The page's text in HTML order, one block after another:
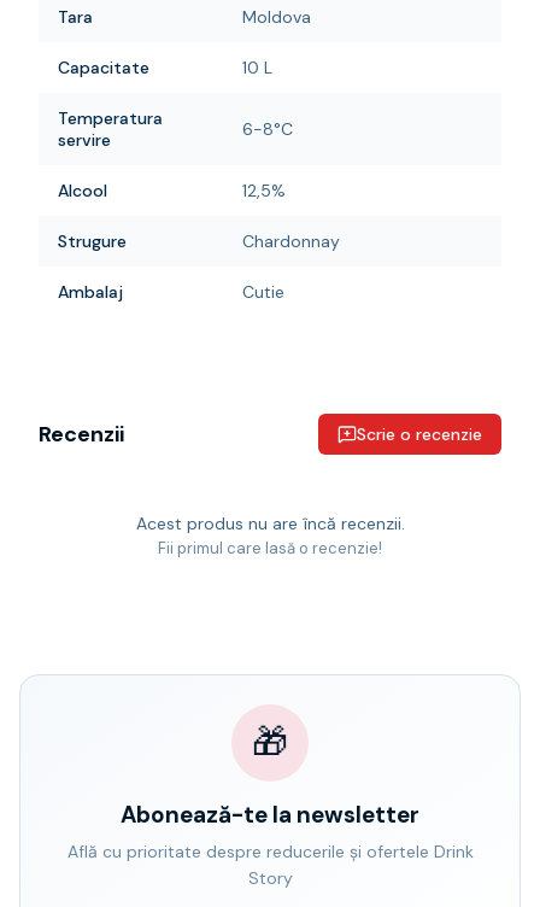
Tara Moldova
Capacitate 10 L
Temperatura
servire
6-8°C
Alcool 12,5%
Strugure Chardonnay
Ambalaj Cutie
Recenzii Scrie o recenzie
Acest produs nu are încă recenzii.
Fii primul care lasă o recenzie!
🎁
Abonează-te la newsletter
Află cu prioritate despre reducerile și ofertele Drink
Story